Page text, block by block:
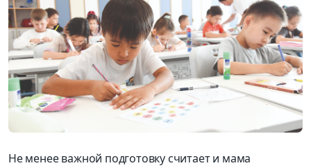
Не менее важной подготовку считает и мама